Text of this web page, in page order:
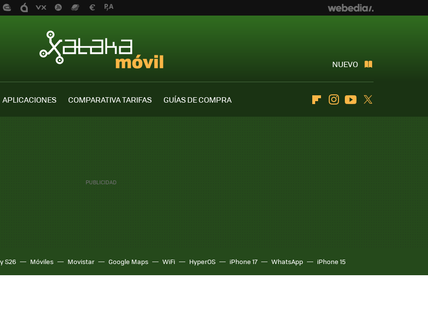
NUEVO
APLICACIONES COMPARATIVA TARIFAS
GUÍAS DE COMPRA
FlipboardInstagramYoutube
S26 Móviles Movistar Google Maps WiFi HyperOS iPhone 17 WhatsApp iPhone 15